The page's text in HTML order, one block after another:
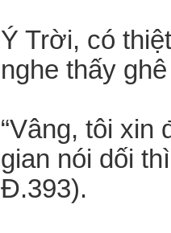
Ý Trời, có
nghe thấy
“Vâng, tôi xin
gian nói dối
Đ.393).